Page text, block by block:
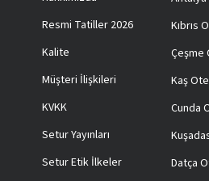
Resmi Tatiller 2026
Kalite
Müşteri İlişkileri
KVKK
Setur Yayınları
Setur Etik İlkeler
Kıbrıs
Çeşme
Kaş
Cunda
Datça